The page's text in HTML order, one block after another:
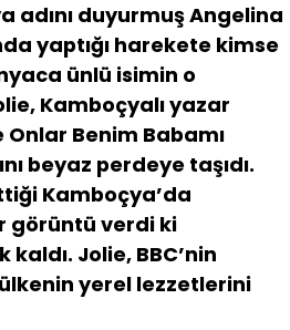
adını duyurmuş Angelina
yaptığı harekete kimse
ünlü isimin o
Kamboçyalı yazar
Onlar Benim Babamı
beyaz perdeye taşıdı.
Kamboçya’da
görüntü verdi ki
kaldı. Jolie, BBC’nin
yerel lezzetlerini